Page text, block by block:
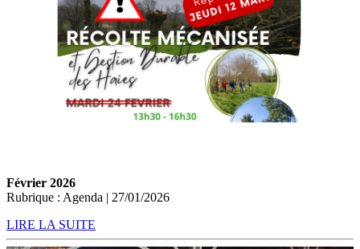
Février 2026
Rubrique : Agenda | 27/01/2026
LIRE LA SUITE